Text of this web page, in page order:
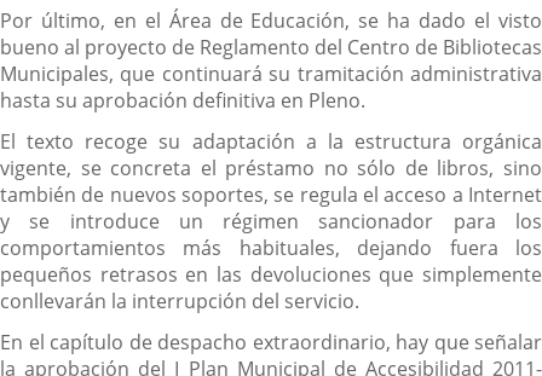
Por último, en el Área de Educación, se ha dado el visto
bueno al proyecto de Reglamento del Centro de Bibliotecas
Municipales, que continuará su tramitación administrativa
hasta su aprobación definitiva en Pleno.
El texto recoge su adaptación a la estructura orgánica
vigente, se concreta el préstamo no sólo de libros, sino
también de nuevos soportes, se regula el acceso a Internet
y se introduce un régimen sancionador para los
comportamientos más habituales, dejando fuera los
pequeños retrasos en las devoluciones que simplemente
conllevarán la interrupción del servicio.
En el capítulo de despacho extraordinario, hay que señalar
la aprobación del I Plan Municipal de Accesibilidad 2011-